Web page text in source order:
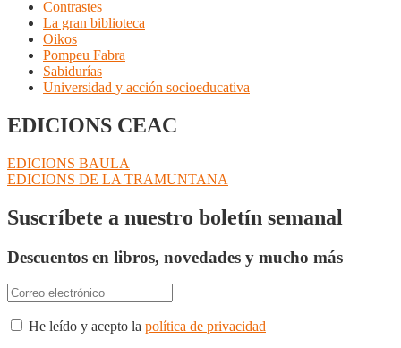
Contrastes
La gran biblioteca
Oikos
Pompeu Fabra
Sabidurías
Universidad y acción socioeducativa
EDICIONS CEAC
Navegación
de
entradas
Anterior:
EDICIONS BAULA
Siguiente:
EDICIONS DE LA TRAMUNTANA
Suscríbete a nuestro boletín semanal
Descuentos en libros, novedades y mucho más
He leído y acepto la política de privacidad